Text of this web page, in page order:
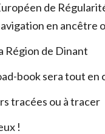
de
en ancêtre
Région de Dinant
book sera tout en
tracées ou à tracer
!